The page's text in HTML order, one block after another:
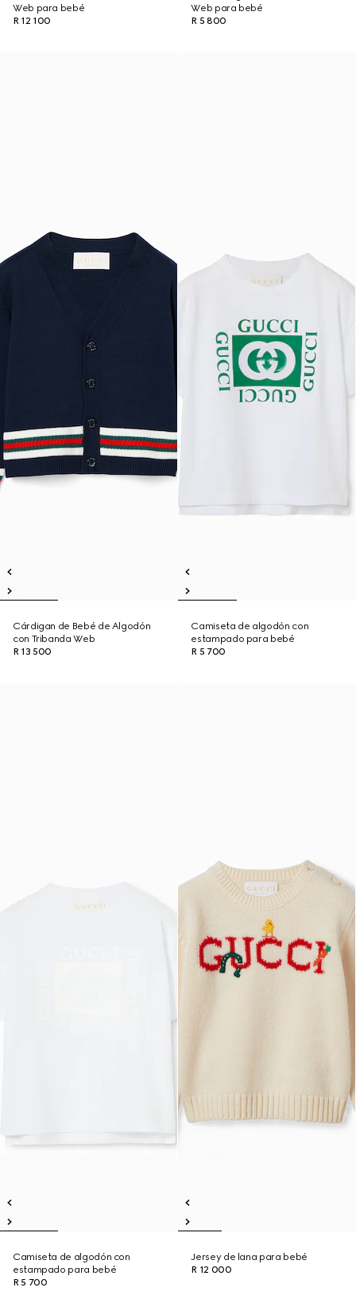
Web para bebé
R 12 100
Web para bebé
R 5 800
Cárdigan de Bebé de Algodón
con Tribanda Web
R 13 500
Camiseta de algodón con
estampado para bebé
R 5 700
Camiseta de algodón con
estampado para bebé
R 5 700
Jersey de lana para bebé
R 12 000